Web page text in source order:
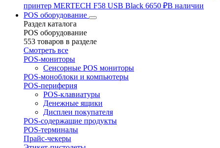
принтер MERTECH F58 USB Black 6650 ₽В наличии
POS оборудование
Раздел каталога
POS оборудование
553 товаров в разделе
Смотреть все
POS-мониторы
Сенсорные POS мониторы
POS-моноблоки и компьютеры
POS-периферия
POS-клавиатуры
Денежные ящики
Дисплеи покупателя
POS-содержащие продукты
POS-терминалы
Прайс-чекеры